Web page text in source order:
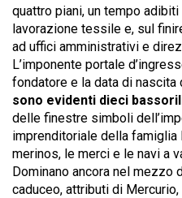
quattro piani, un tempo
lavorazione tessile e, sul
ad uffici amministrativi e
L’imponente portale
fondatore e la data di nascita
sono evidenti dieci
delle finestre simboli
imprenditoriale della
merinos, le merci e le navi a
Dominano ancora nel
caduceo, attributi di